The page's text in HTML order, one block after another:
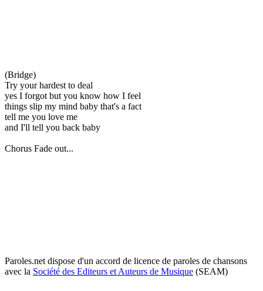
(Bridge)
Try your hardest to deal
yes I forgot but you know how I feel
things slip my mind baby that's a fact
tell me you love me
and I'll tell you back baby
Chorus Fade out...
Paroles.net dispose d'un accord de licence de paroles de chansons
avec la Société des Editeurs et Auteurs de Musique (SEAM)